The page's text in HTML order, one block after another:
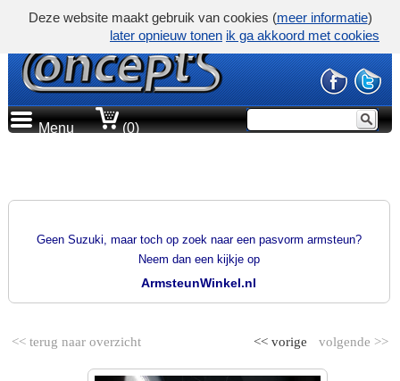
Menu (0)
Geen Suzuki, maar toch op zoek naar een pasvorm armsteun?
Neem dan een kijkje op
ArmsteunWinkel.nl
<< terug naar overzicht volgende >>
<< vorige
Deze website maakt gebruik van cookies (meer informatie)
later opnieuw tonen ik ga akkoord met cookies